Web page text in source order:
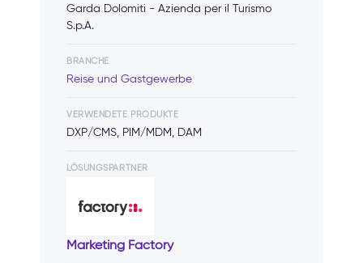
Garda Dolomiti - Azienda per il Turismo
S.p.A.
BRANCHE
Reise und Gastgewerbe
VERWENDETE PRODUKTE
DXP/CMS, PIM/MDM, DAM
LÖSUNGSPARTNER
Marketing Factory